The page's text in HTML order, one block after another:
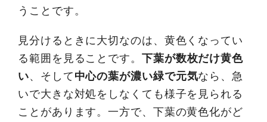
うことです。
見分けるときに大切なのは、黄色くなってい
る範囲を見ることです。 下葉が数枚だけ黄色
い、そして中心の葉が濃い緑で元気なら、急
いで大きな対処をしなくても様子を見られる
ことがあります。一方で、下葉の黄色化がど